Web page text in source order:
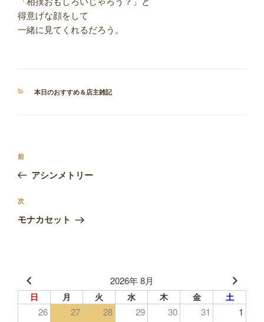
得意げな顔をして
一緒に見てくれるだろう。
カ
本日のおすすめ＆店主雑記
投
ビ
ゲ
ン
前
の
稿
前
アシンメトリー
次
の
次
モナカセット
2026年 8月
日 月 火 水 木 金 土
26 27 28 29 30 31 1